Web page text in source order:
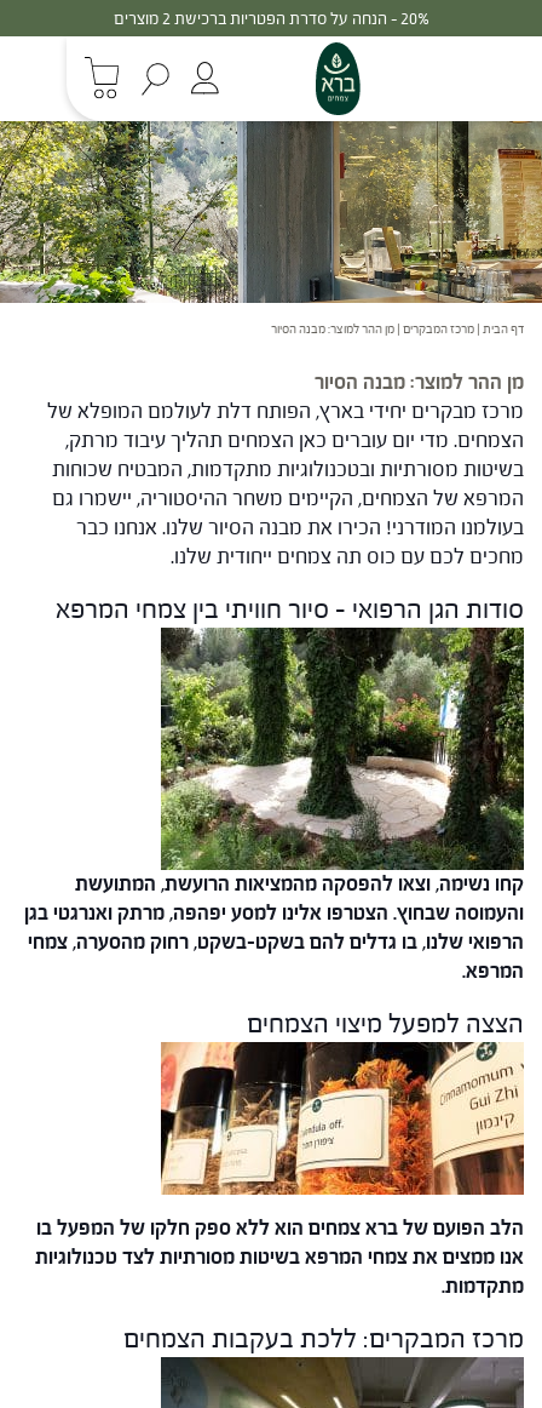
30% - הנחה על סדרת הפטריות ברכישת 3 מוצרים
דף הבית | מרכז המבקרים | מן ההר למוצר: מבנה הסיור
מן ההר למוצר: מבנה הסיור
מרכז מבקרים יחידי בארץ, הפותח דלת לעולמם המופלא של
הצמחים. מדי יום עוברים כאן הצמחים תהליך עיבוד מרתק,
בשיטות מסורתיות ובטכנולוגיות מתקדמות, המבטיח שכוחות
המרפא של הצמחים, הקיימים משחר ההיסטוריה, יישמרו גם
בעולמנו המודרני! הכירו את מבנה הסיור שלנו. אנחנו כבר
מחכים לכם עם כוס תה צמחים ייחודית שלנו.
סודות הגן הרפואי – סיור חוויתי בין צמחי המרפא
קחו נשימה, וצאו להפסקה מהמציאות הרועשת, המתועשת
והעמוסה שבחוץ. הצטרפו אלינו למסע יפהפה, מרתק ואנרגטי בגן
הרפואי שלנו,בו גדלים להם בשקט-בשקט, רחוק מהסערה, צמחי
המרפא.
הצצה למפעל מיצוי הצמחים
הלב הפועם של ברא צמחים הוא ללא ספק חלקו של המפעל בו
אנו ממצים את צמחי המרפא בשיטות מסורתיות לצד טכנולוגיות
מתקדמות.
מרכז המבקרים: ללכת בעקבות הצמחים